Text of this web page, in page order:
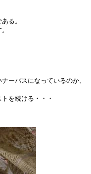
る。
ーバスになっているのか、
を続ける・・・